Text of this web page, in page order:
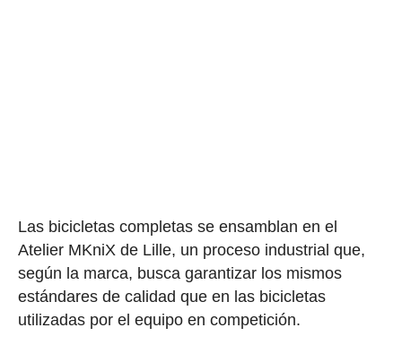
Las bicicletas completas se ensamblan en el
Atelier MKniX de Lille, un proceso industrial que,
según la marca, busca garantizar los mismos
estándares de calidad que en las bicicletas
utilizadas por el equipo en competición.